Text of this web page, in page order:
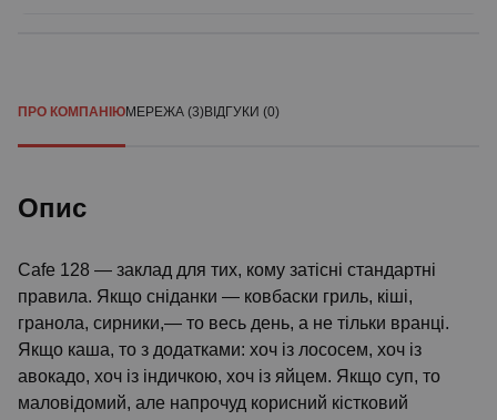
ПРО КОМПАНІЮМЕРЕЖА (3)ВІДГУКИ (0)
Опис
Cafe 128 — заклад для тих, кому затісні стандартні
правила. Якщо сніданки — ковбаски гриль, кіші,
гранола, сирники,— то весь день, а не тільки вранці.
Якщо каша, то з додатками: хоч із лососем, хоч із
авокадо, хоч із індичкою, хоч із яйцем. Якщо суп, то
маловідомий, але напрочуд корисний кістковий